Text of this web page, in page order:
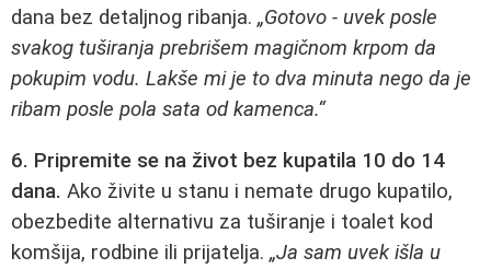
dana bez detaljnog ribanja. „Gotovo - uvek posle
svakog tuširanja prebrišem magičnom krpom da
pokupim vodu. Lakše mi je to dva minuta nego da je
ribam posle pola sata od kamenca.“
6. Pripremite se na život bez kupatila 10 do 14
dana. Ako živite u stanu i nemate drugo kupatilo,
obezbedite alternativu za tuširanje i toalet kod
komšija, rodbine ili prijatelja. „Ja sam uvek išla u